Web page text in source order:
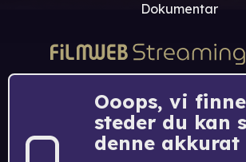
Dokumentar
Ooops, vi
steder du kan
denne akkurat